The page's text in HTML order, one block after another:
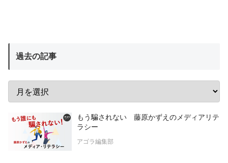
過去の記事
もう騙されない 藤原かずえのメディアリテ
ラシー
アゴラ編集部